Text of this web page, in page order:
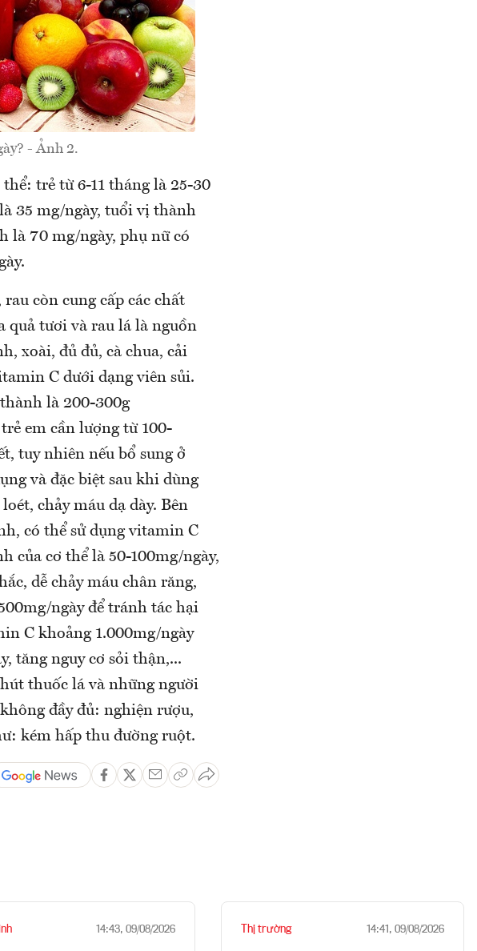
- Ảnh 2.
trẻ từ 6-11 tháng là 25-30
35 mg/ngày, tuổi vị thành
là 70 mg/ngày, phụ nữ có
còn cung cấp các chất
quả tươi và rau lá là nguồn
xoài, đủ đủ, cà chua, cải
C dưới dạng viên sủi.
là 200-300g
em cần lượng từ 100-
tuy nhiên nếu bổ sung ở
và đặc biệt sau khi dùng
chảy máu dạ dày. Bên
có thể sử dụng vitamin C
của cơ thể là 50-100mg/ngày,
dễ chảy máu chân răng,
ngày để tránh tác hại
C khoảng 1.000mg/ngày
tăng nguy cơ sỏi thận,...
thuốc lá và những người
đầy đủ: nghiện rượu,
kém hấp thu đường ruột.
14:43, 09/08/2026 Thị trường 14:41, 09/08/2026